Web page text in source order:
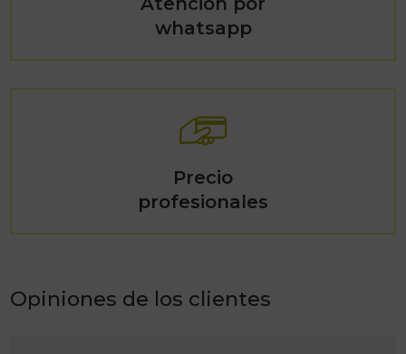
whatsapp
Precio
profesionales
Opiniones de los clientes